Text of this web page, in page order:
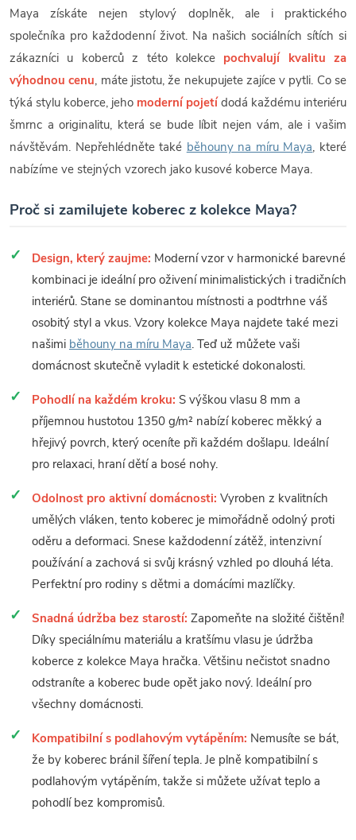
Maya získáte nejen stylový doplněk, ale i praktického
společníka pro každodenní život. Na našich sociálních sítích si
zákazníci u koberců z této kolekce pochvalují kvalitu za
výhodnou cenu, máte jistotu, že nekupujete zajíce v pytli. Co se
týká stylu koberce, jeho moderní pojetí dodá každému interiéru
šmrnc a originalitu, která se bude líbit nejen vám, ale i vašim
návštěvám. Nepřehlédněte také běhouny na míru Maya, které
nabízíme ve stejných vzorech jako kusové koberce Maya.
Proč si zamilujete koberec z kolekce Maya?
Design, který zaujme: Moderní vzor v harmonické barevné
kombinaci je ideální pro oživení minimalistických i tradičních
interiérů. Stane se dominantou místnosti a podtrhne váš
osobitý styl a vkus. Vzory kolekce Maya najdete také mezi
našimi běhouny na míru Maya. Teď už můžete vaši
domácnost skutečně vyladit k estetické dokonalosti.
Pohodlí na každém kroku: S výškou vlasu 8 mm a
příjemnou hustotou 1350 g/m² nabízí koberec měkký a
hřejivý povrch, který oceníte při každém došlapu. Ideální
pro relaxaci, hraní dětí a bosé nohy.
Odolnost pro aktivní domácnosti: Vyroben z kvalitních
umělých vláken, tento koberec je mimořádně odolný proti
oděru a deformaci. Snese každodenní zátěž, intenzivní
používání a zachová si svůj krásný vzhled po dlouhá léta.
Perfektní pro rodiny s dětmi a domácími mazlíčky.
Snadná údržba bez starostí: Zapomeňte na složité čištění!
Díky speciálnímu materiálu a kratšímu vlasu je údržba
koberce z kolekce Maya hračka. Většinu nečistot snadno
odstraníte a koberec bude opět jako nový. Ideální pro
všechny domácnosti.
Kompatibilní s podlahovým vytápěním: Nemusíte se bát,
že by koberec bránil šíření tepla. Je plně kompatibilní s
podlahovým vytápěním, takže si můžete užívat teplo a
pohodlí bez kompromisů.